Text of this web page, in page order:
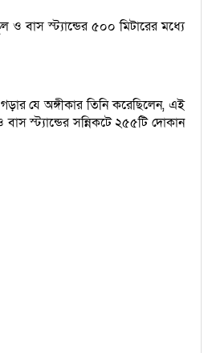
ও বাস স্ট্যান্ডের ৫০০ মিটারের মধ্যে
যে অঙ্গীকার তিনি করেছিলেন, এই
স্ট্যান্ডের সন্নিকটে ২৫৫টি দোকান